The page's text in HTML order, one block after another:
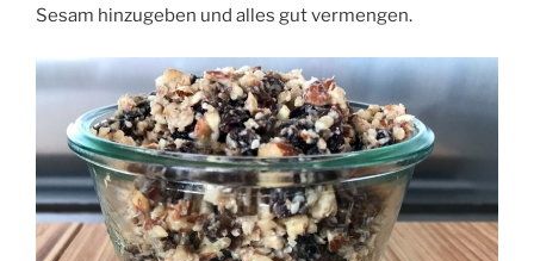
Sesam hinzugeben und alles gut vermengen.